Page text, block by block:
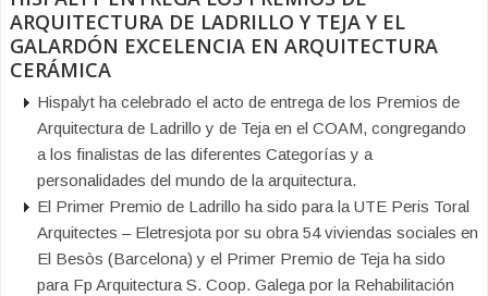
ARQUITECTURA DE LADRILLO Y TEJA Y EL
GALARDÓN EXCELENCIA EN ARQUITECTURA
CERÁMICA
Hispalyt ha celebrado el acto de entrega de los Premios de
Arquitectura de Ladrillo y de Teja en el COAM, congregando
a los finalistas de las diferentes Categorías y a
personalidades del mundo de la arquitectura.
El Primer Premio de Ladrillo ha sido para la UTE Peris Toral
Arquitectes – Eletresjota por su obra 54 viviendas sociales en
El Besòs (Barcelona) y el Primer Premio de Teja ha sido
para Fp Arquitectura S. Coop. Galega por la Rehabilitación